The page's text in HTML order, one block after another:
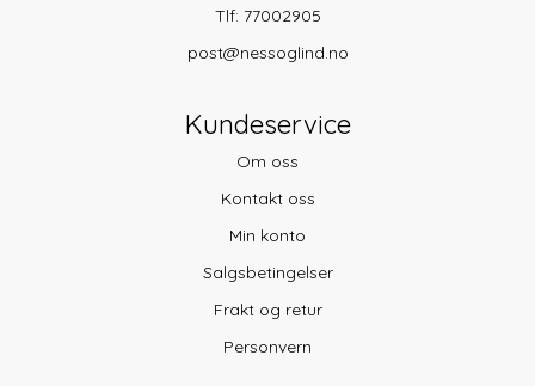
Tlf: 77002905
post@nessoglind.no
Kundeservice
Om oss
Kontakt oss
Min konto
Salgsbetingelser
Frakt og retur
Personvern